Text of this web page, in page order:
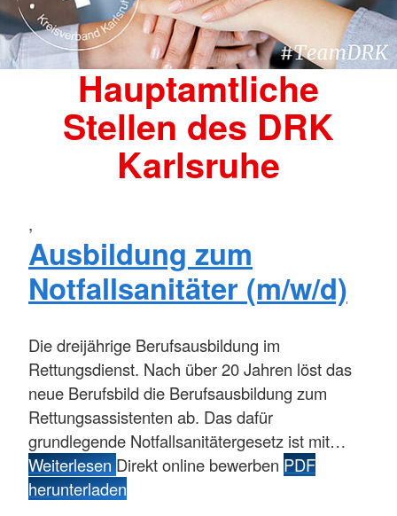
Hauptamtliche
Stellen des DRK
Karlsruhe
,
Ausbildung zum
Notfallsanitäter (m/w/d)
Die dreijährige Berufsausbildung im
Rettungsdienst. Nach über 20 Jahren löst das
neue Berufsbild die Berufsausbildung zum
Rettungsassistenten ab. Das dafür
grundlegende Notfallsanitätergesetz ist mit…
WeiterlesenDirekt online bewerben PDF
herunterladen